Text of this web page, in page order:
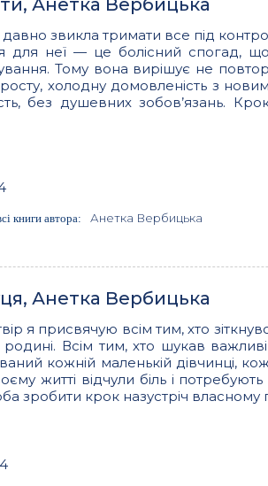
Анетка Вербицька
звикла тримати все під
для неї — це болісний спогад,
Тому вона вирішує не
холодну домовленість з
без душевних зобов’язань.
книги автора: Анетка Вербицька
Анетка Вербицька
я присвячую всім тим, хто
родині. Всім тим, хто шукав
кожній маленькій дівчинці,
житті відчули біль і
зробити крок назустріч